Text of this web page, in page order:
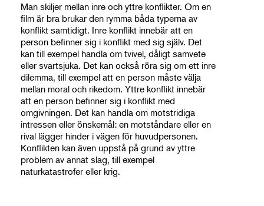
Man skiljer mellan inre och yttre konflikter. Om en
film är bra brukar den rymma båda typerna av
konflikt samtidigt. Inre konflikt innebär att en
person befinner sig i konflikt med sig själv. Det
kan till exempel handla om tvivel, dåligt samvete
eller svartsjuka. Det kan också röra sig om ett inre
dilemma, till exempel att en person måste välja
mellan moral och rikedom. Yttre konflikt innebär
att en person befinner sig i konflikt med
omgivningen. Det kan handla om motstridiga
intressen eller önskemål: en motståndare eller en
rival lägger hinder i vägen för huvudpersonen.
Konflikten kan även uppstå på grund av yttre
problem av annat slag, till exempel
naturkatastrofer eller krig.